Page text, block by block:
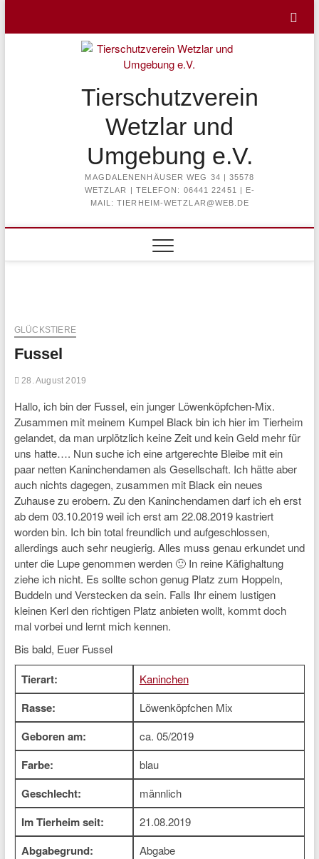
content
Tierschutzverein
Wetzlar und
Umgebung e.V.
MAGDALENENHÄUSER WEG 34 | 35578
WETZLAR | TELEFON: 06441 22451 | E-
MAIL: TIERHEIM-WETZLAR@WEB.DE
GLÜCKSTIERE
Fussel
28. August 2019
Hallo, ich bin der Fussel, ein junger Löwenköpfchen-Mix.
Zusammen mit meinem Kumpel Black bin ich hier im Tierheim
gelandet, da man urplötzlich keine Zeit und kein Geld mehr für
uns hatte…. Nun suche ich eine artgerechte Bleibe mit ein
paar netten Kaninchendamen als Gesellschaft. Ich hätte aber
auch nichts dagegen, zusammen mit Black ein neues
Zuhause zu erobern. Zu den Kaninchendamen darf ich eh erst
ab dem 03.10.2019 weil ich erst am 22.08.2019 kastriert
worden bin. Ich bin total freundlich und aufgeschlossen,
allerdings auch sehr neugierig. Alles muss genau erkundet und
unter die Lupe genommen werden 🙂 In reine Käfighaltung
ziehe ich nicht. Es sollte schon genug Platz zum Hoppeln,
Buddeln und Verstecken da sein. Falls Ihr einem lustigen
kleinen Kerl den richtigen Platz anbieten wollt, kommt doch
mal vorbei und lernt mich kennen.
Bis bald, Euer Fussel
Tierart: Kaninchen
Rasse: Löwenköpfchen Mix
Geboren am: ca. 05/2019
Farbe: blau
Geschlecht: männlich
Im Tierheim seit: 21.08.2019
Abgabegrund: Abgabe